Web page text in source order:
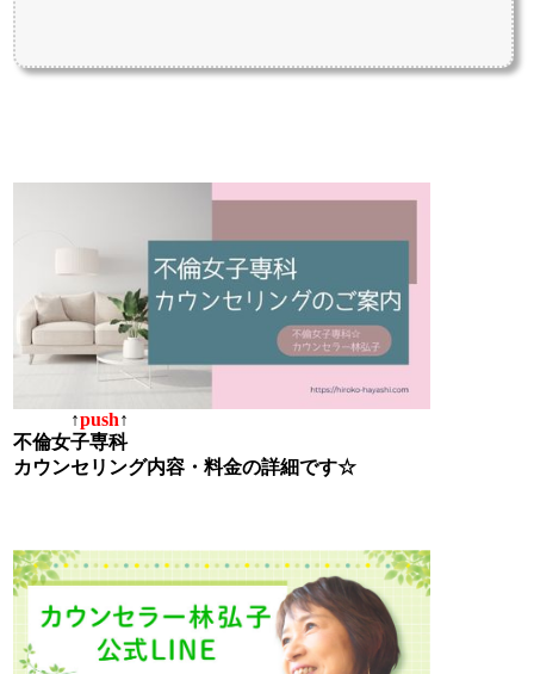
↑push↑
不倫女子専科
カウンセリング内容・料金の詳細です☆